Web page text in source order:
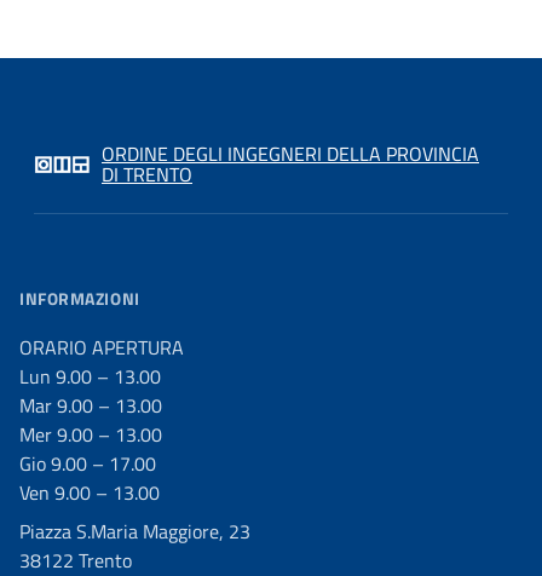
ORDINE DEGLI INGEGNERI DELLA PROVINCIA
DI TRENTO
INFORMAZIONI
ORARIO APERTURA
Lun 9.00 – 13.00
Mar 9.00 – 13.00
Mer 9.00 – 13.00
Gio 9.00 – 17.00
Ven 9.00 – 13.00
Piazza S.Maria Maggiore, 23
38122 Trento